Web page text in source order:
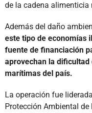
de la cadena alimenticia
Además del daño
este tipo de economías
fuente de financiación
aprovechan la
marítimas del país.
La operación fue
Protección Ambiental